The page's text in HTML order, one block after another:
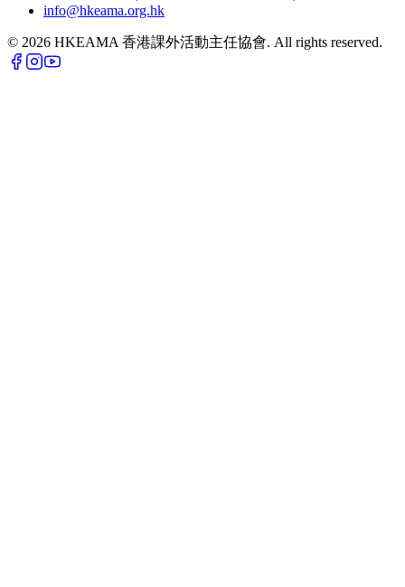
info@hkeama.org.hk
© 2026 HKEAMA 香港課外活動主任協會. All rights reserved.